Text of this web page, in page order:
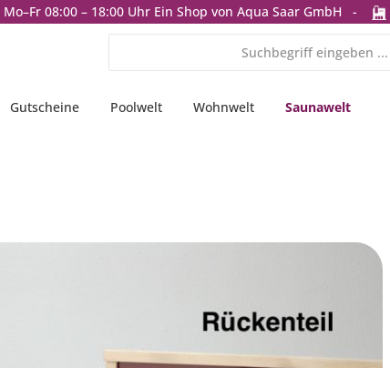
08:00 – 18:00 Uhr Ein Shop von Aqua Saar GmbH -
Gutscheine Poolwelt Wohnwelt Saunawelt